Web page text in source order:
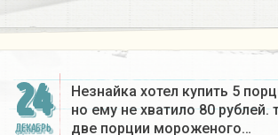
24
ДЕКАБРЬ
Незнайка хотел купить 5
но ему не хватило 80 рублей.
две порции мороженого…